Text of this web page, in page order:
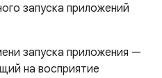
запуска приложений
запуска приложения —
на восприятие